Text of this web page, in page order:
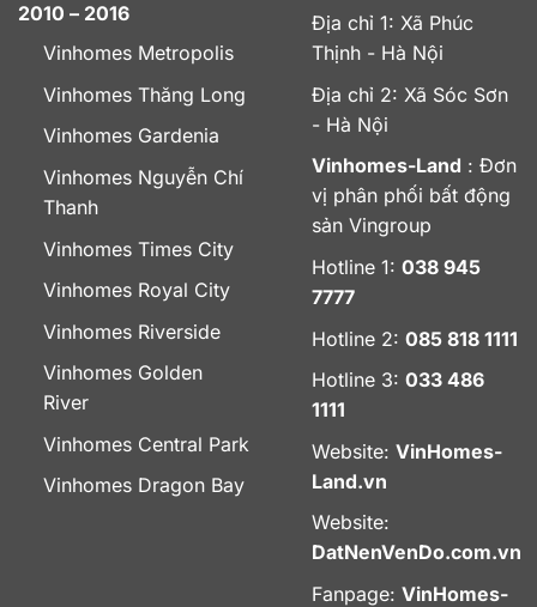
2010 – 2016
Vinhomes Metropolis
Vinhomes Thăng Long
Vinhomes Gardenia
Vinhomes Nguyễn Chí
Thanh
Vinhomes Times City
Vinhomes Royal City
Vinhomes Riverside
Vinhomes Golden
River
Vinhomes Central Park
Vinhomes Dragon Bay
Địa chỉ 1: Xã Phúc
Thịnh - Hà Nội
Địa chỉ 2: Xã Sóc Sơn
- Hà Nội
Vinhomes-Land : Đơn
vị phân phối bất động
sản Vingroup
Hotline 1: 038 945
7777
Hotline 2: 085 818 1111
Hotline 3: 033 486
1111
Website: VinHomes-
Land.vn
Website:
DatNenVenDo.com.vn
Fanpage: VinHomes-